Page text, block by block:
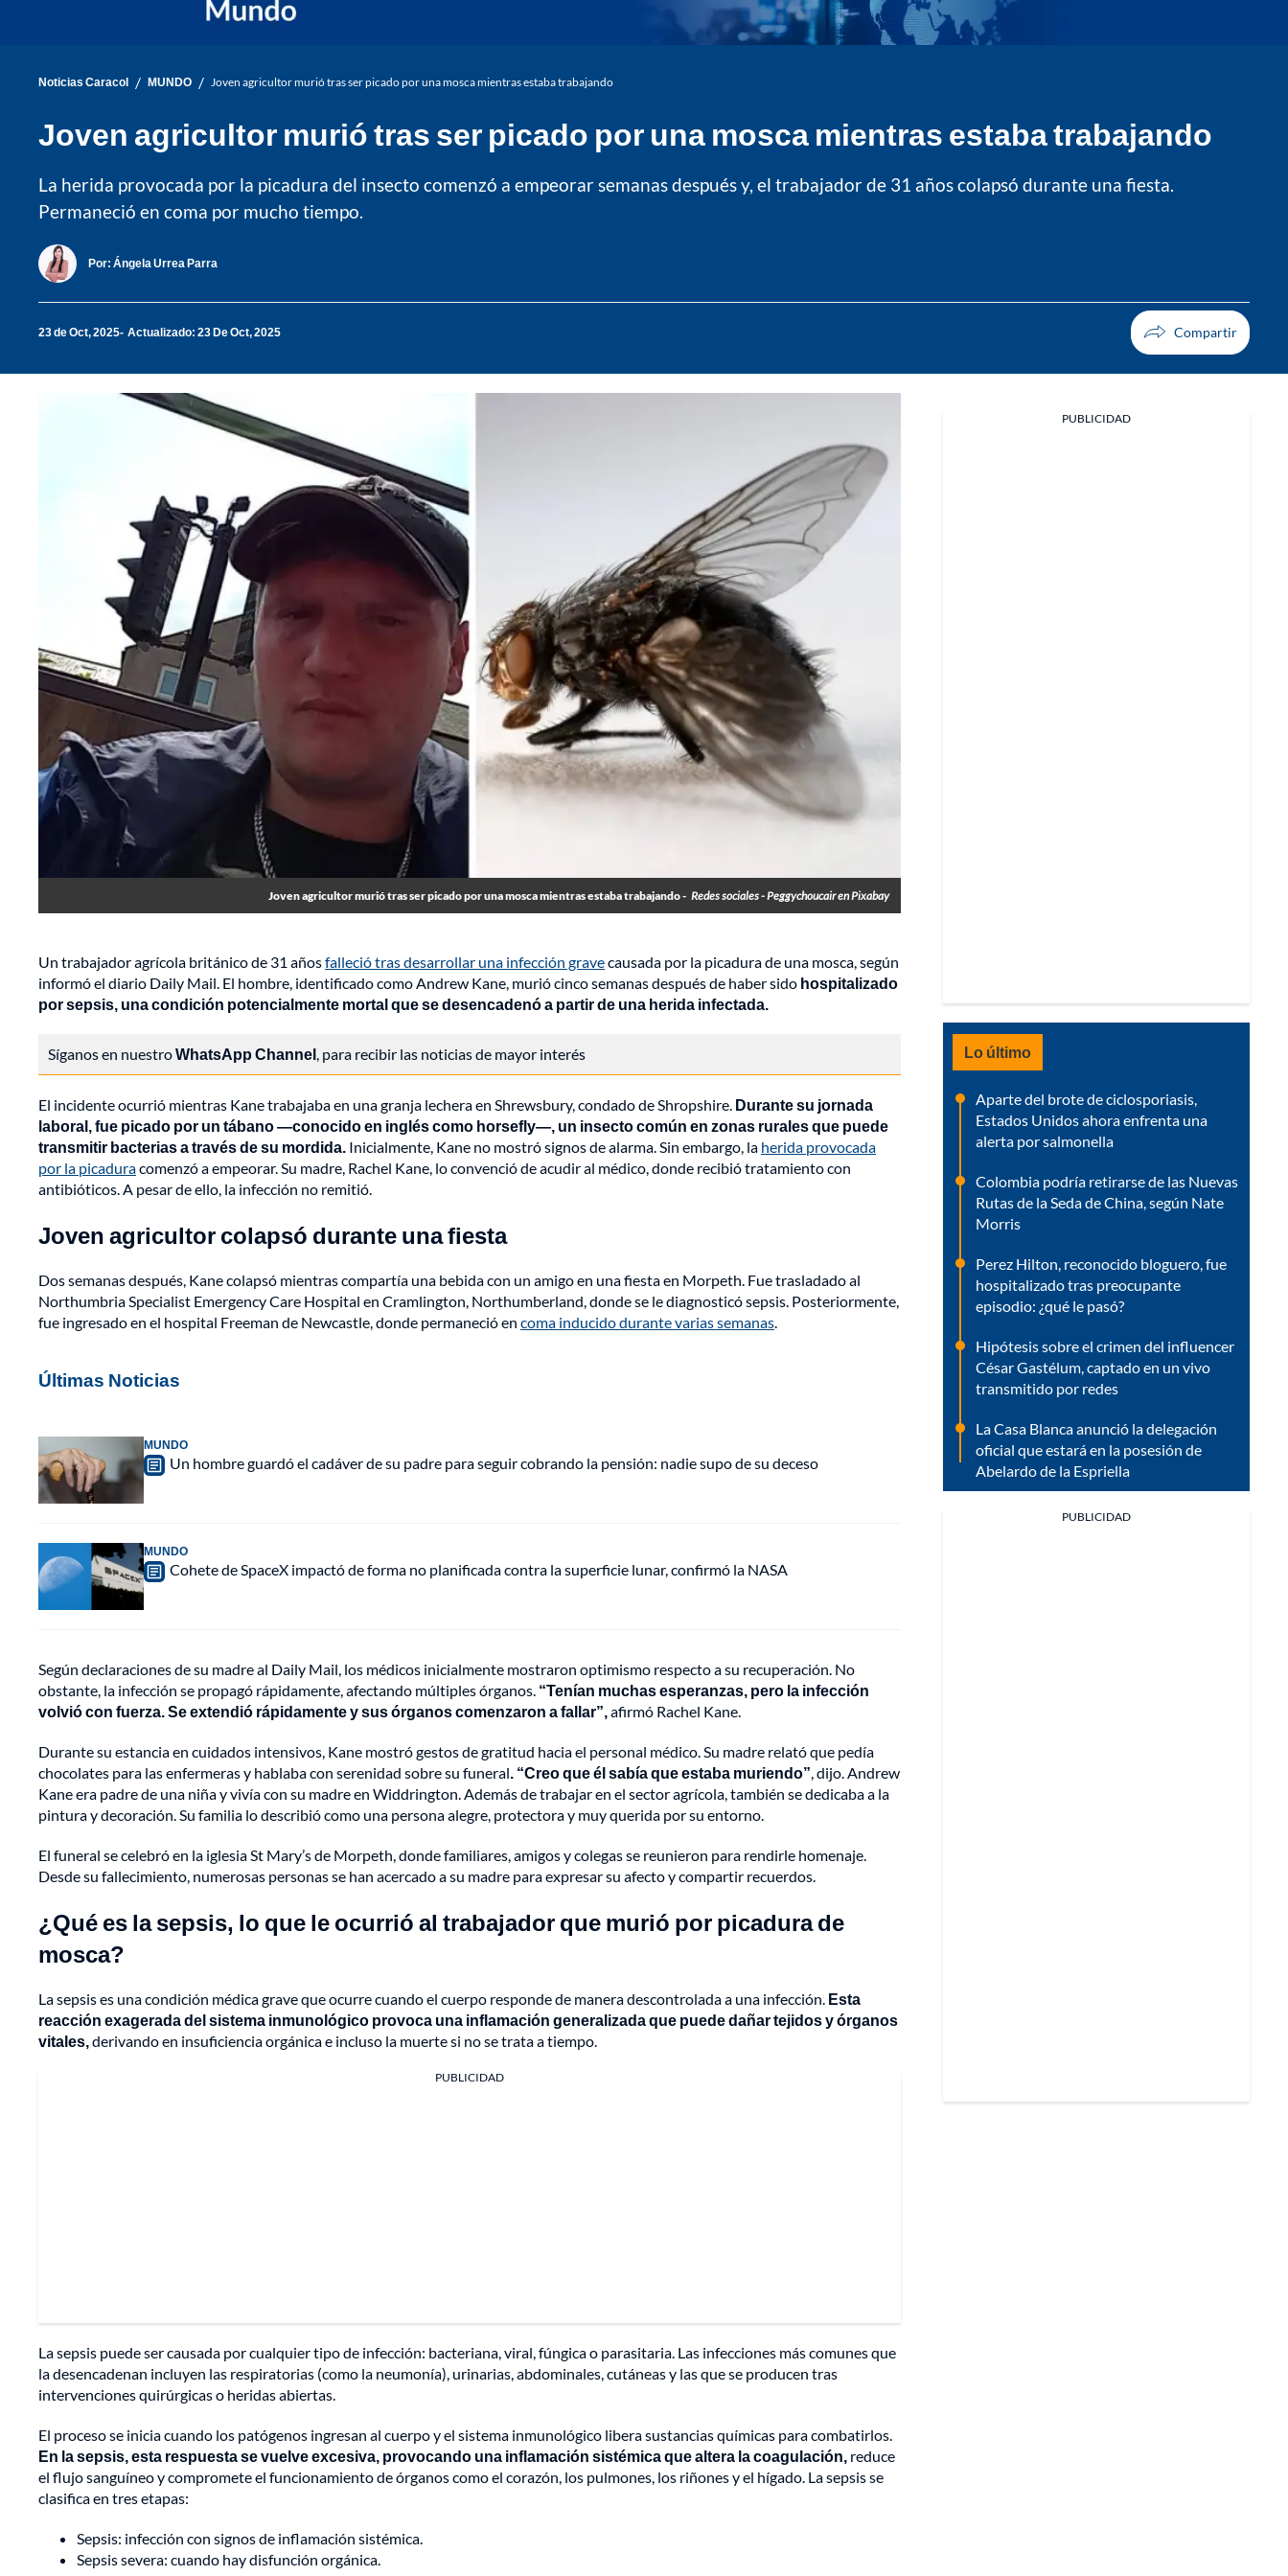
Noticias Caracol / MUNDO / Joven agricultor murió tras ser picado por una mosca mientras estaba trabajando
Joven agricultor murió tras ser picado por una mosca mientras estaba trabajando
La herida provocada por la picadura del insecto comenzó a empeorar semanas después y, el trabajador de 31 años colapsó durante una fiesta.
Permaneció en coma por mucho tiempo.
Por: Ángela Urrea Parra
23 de Oct, 2025 Actualizado: 23 De Oct, 2025
Joven agricultor murió tras ser picado por una mosca mientras estaba trabajando - Redes sociales - Peggychoucair en Pixabay
Un trabajador agrícola británico de 31 añosfalleció tras desarrollar una infección gravecausada por la picadura de una mosca, según
informó el diario Daily Mail. El hombre, identificado como Andrew Kane, murió cinco semanas después de haber sido hospitalizado
por sepsis, una condición potencialmente mortal que se desencadenó a partir de una herida infectada.
Síganos en nuestroWhatsApp Channel, para recibir las noticias de mayor interés
El incidente ocurrió mientras Kane trabajaba en una granja lechera en Shrewsbury, condado de Shropshire. Durante su jornada
laboral, fue picado por un tábano —conocido en inglés como horsefly—, un insecto común en zonas rurales que puede
transmitir bacterias a través de su mordida. Inicialmente, Kane no mostró signos de alarma. Sin embargo, la herida provocada
por la picaduracomenzó a empeorar. Su madre, Rachel Kane, lo convenció de acudir al médico, donde recibió tratamiento con
antibióticos. A pesar de ello, la infección no remitió.
Joven agricultor colapsó durante una fiesta
Dos semanas después, Kane colapsó mientras compartía una bebida con un amigo en una fiesta en Morpeth. Fue trasladado al
Northumbria Specialist Emergency Care Hospital en Cramlington, Northumberland, donde se le diagnosticó sepsis. Posteriormente,
fue ingresado en el hospital Freeman de Newcastle, donde permaneció en coma inducido durante varias semanas.
Últimas Noticias
MUNDO
Un hombre guardó el cadáver de su padre para seguir cobrando la pensión: nadie supo de su deceso
MUNDO
Cohete de SpaceX impactó de forma no planificada contra la superficie lunar, confirmó la NASA
Según declaraciones de su madre al Daily Mail, los médicos inicialmente mostraron optimismo respecto a su recuperación. No
obstante, la infección se propagó rápidamente, afectando múltiples órganos. “Tenían muchas esperanzas, pero la infección
volvió con fuerza. Se extendió rápidamente y sus órganos comenzaron a fallar”,afirmó Rachel Kane.
Durante su estancia en cuidados intensivos, Kane mostró gestos de gratitud hacia el personal médico. Su madre relató que pedía
chocolates para las enfermeras y hablaba con serenidad sobre su funeral. “Creo que él sabía que estaba muriendo”, dijo. Andrew
Kane era padre de una niña y vivía con su madre en Widdrington. Además de trabajar en el sector agrícola, también se dedicaba a la
pintura y decoración. Su familia lo describió como una persona alegre, protectora y muy querida por su entorno.
El funeral se celebró en la iglesia St Mary’s de Morpeth, donde familiares, amigos y colegas se reunieron para rendirle homenaje.
Desde su fallecimiento, numerosas personas se han acercado a su madre para expresar su afecto y compartir recuerdos.
¿Qué es la sepsis, lo que le ocurrió al trabajador que murió por picadura de
mosca?
La sepsis es una condición médica grave que ocurre cuando el cuerpo responde de manera descontrolada a una infección. Esta
reacción exagerada del sistema inmunológico provoca una inflamación generalizada que puede dañar tejidos y órganos
vitales,derivando en insuficiencia orgánica e incluso la muerte si no se trata a tiempo.
PUBLICIDAD
La sepsis puede ser causada por cualquier tipo de infección: bacteriana, viral, fúngica o parasitaria. Las infecciones más comunes que
la desencadenan incluyen las respiratorias (como la neumonía), urinarias, abdominales, cutáneas y las que se producen tras
intervenciones quirúrgicas o heridas abiertas.
El proceso se inicia cuando los patógenos ingresan al cuerpo y el sistema inmunológico libera sustancias químicas para combatirlos.
En la sepsis, esta respuesta se vuelve excesiva, provocando una inflamación sistémica que altera la coagulación, reduce
el flujo sanguíneo y compromete el funcionamiento de órganos como el corazón, los pulmones, los riñones y el hígado. La sepsis se
clasifica en tres etapas:
Sepsis: infección con signos de inflamación sistémica.
Sepsis severa: cuando hay disfunción orgánica.
PUBLICIDAD
Lo último
Aparte del brote de ciclosporiasis,
Estados Unidos ahora enfrenta una
alerta por salmonella
Colombia podría retirarse de las Nuevas
Rutas de la Seda de China, según Nate
Morris
Perez Hilton, reconocido bloguero, fue
hospitalizado tras preocupante
episodio: ¿qué le pasó?
Hipótesis sobre el crimen del influencer
César Gastélum, captado en un vivo
transmitido por redes
La Casa Blanca anunció la delegación
oficial que estará en la posesión de
Abelardo de la Espriella
PUBLICIDAD